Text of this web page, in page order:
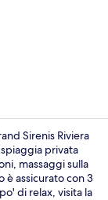
Sirenis Riviera
privata
massaggi sulla
è assicurato con 3
di relax, visita la